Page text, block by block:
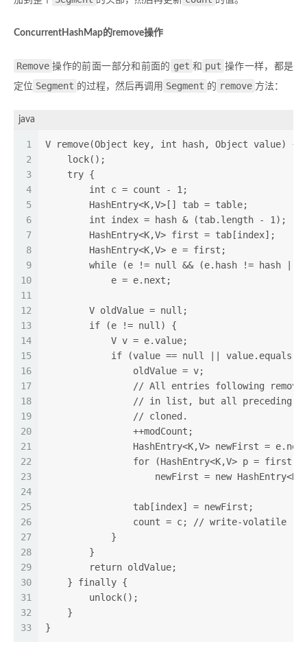
ConcurrentHashMap的remove操作
Remove 操作的前面一部分和前面的 get 和 put 操作一样，都是
定位 Segment 的过程，然后再调用 Segment 的 remove 方法：
java
1
2
3
4
5
6
7
8
9
10
11
12
13
14
15
16
17
18
19
20
21
22
23
24
25
26
27
28
29
30
31
32
33
V remove(Object key, int hash, Object value) {
    lock();
    try {
        int c = count - 1;
        HashEntry<K,V>[] tab = table;
        int index = hash & (tab.length - 1);
        HashEntry<K,V> first = tab[index];
        HashEntry<K,V> e = first;
while (e != null && (e.hash != hash ||
            e = e.next;
        V oldValue = null;
        if (e != null) {
            V v = e.value;
if (value == null ||
                oldValue = v;
// All entries following
// in list, but all preceding
                // cloned.
                ++modCount;
HashEntry<K,V> newFirst =
for (HashEntry<K,V> p = first;
newFirst = new
                tab[index] = newFirst;
                count = c; // write-volatile
            }
        }
        return oldValue;
    } finally {
        unlock();
    }
}